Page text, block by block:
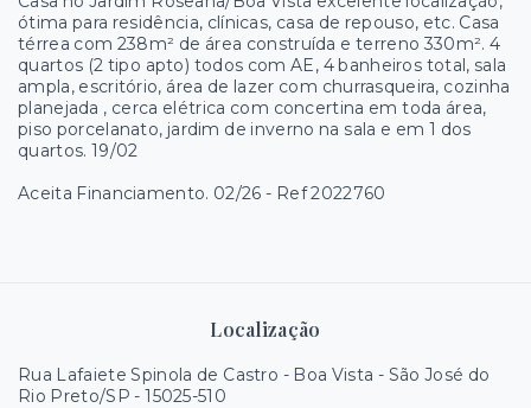
ótima para residência, clínicas, casa de repouso, etc. Casa
térrea com 238m² de área construída e terreno 330m². 4
quartos (2 tipo apto) todos com AE, 4 banheiros total, sala
ampla, escritório, área de lazer com churrasqueira, cozinha
planejada , cerca elétrica com concertina em toda área,
piso porcelanato, jardim de inverno na sala e em 1 dos
quartos. 19/02
Aceita Financiamento. 02/26 - Ref 2022760
Localização
Rua Lafaiete Spinola de Castro - Boa Vista - São José do
Rio Preto/SP - 15025-510